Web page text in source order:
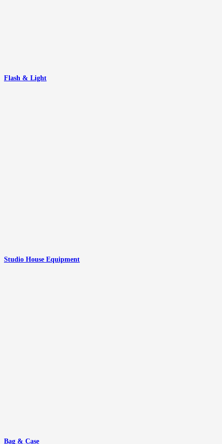
Flash & Light
Studio House Equipment
Bag & Case